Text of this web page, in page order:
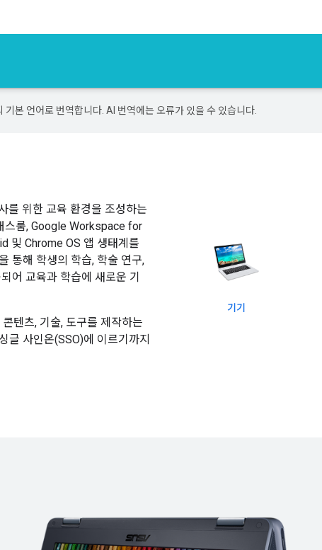
기본 언어로 번역합니다. AI 번역에는 오류가 있을 수 있습니다.
기기
를 위한 교육 환경을 조성하는
스룸, Google Workspace for
및 Chrome OS 앱 생태계를
통해 학생의 학습, 학술 연구,
어 교육과 학습에 새로운 기
텐츠, 기술, 도구를 제작하는
글 사인온(SSO)에 이르기까지